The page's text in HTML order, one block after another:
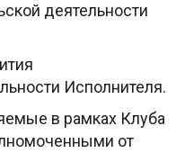
деятельности
Исполнителя.
в рамках Клуба
от